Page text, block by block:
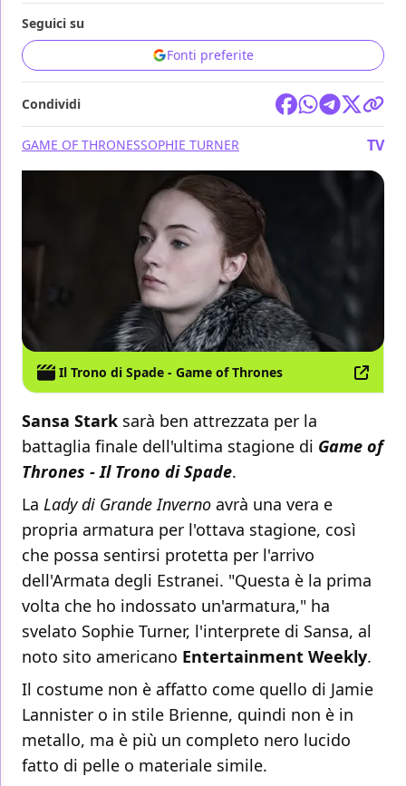
Seguici su
Fonti preferite
Condividi
GAME OF THRONESSOPHIE TURNER TV
Il Trono di Spade - Game of Thrones
Sansa Stark sarà ben attrezzata per la
battaglia finale dell'ultima stagione di Game of
Thrones - Il Trono di Spade.
La Lady di Grande Inverno avrà una vera e
propria armatura per l'ottava stagione, così
che possa sentirsi protetta per l'arrivo
dell'Armata degli Estranei. "Questa è la prima
volta che ho indossato un'armatura," ha
svelato Sophie Turner, l'interprete di Sansa, al
noto sito americano Entertainment Weekly.
Il costume non è affatto come quello di Jamie
Lannister o in stile Brienne, quindi non è in
metallo, ma è più un completo nero lucido
fatto di pelle o materiale simile.